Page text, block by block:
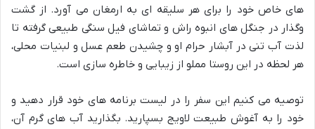
های خاص خود را برای هر سلیقه ای به ارمغان می آورد. از گشت
وگذار در جنگل های انبوه راش و تماشای فیل سنگی طبیعی گرفته تا
لذت آب تنی در آبشار حرام او و چشیدن طعم عسل و لبنیات محلی،
هر لحظه در این روستا مملو از زیبایی و خاطره سازی است.
توصیه می کنیم این سفر را در لیست برنامه های خود قرار دهید و
خود را به آغوش طبیعت لاویج بسپارید. بگذارید آب های گرم آن،